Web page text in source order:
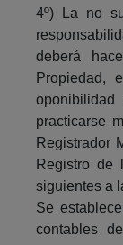
4º) La no
deberá
Propiedad,
practicarse
Registrador
Registro de
siguientes a
Se
contables